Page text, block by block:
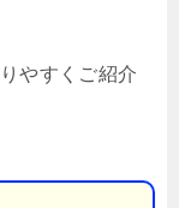
やすくご紹介